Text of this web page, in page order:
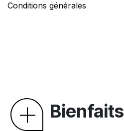
Conditions générales
Bienfaits